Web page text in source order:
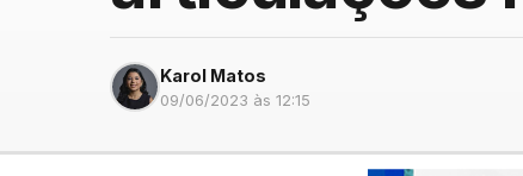
Karol Matos
09/06/2023 às 12:15